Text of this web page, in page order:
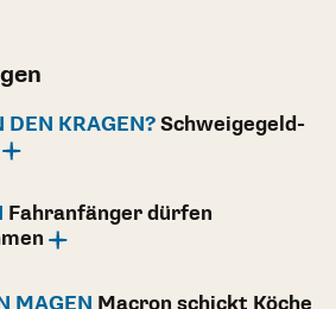
DEN KRAGEN? Schweigegeld-
Fahranfänger dürfen
MAGEN Macron schickt Köche